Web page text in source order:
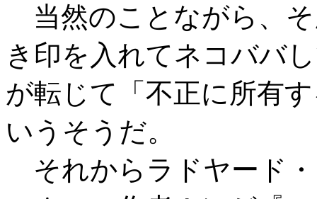
当然のことながら、
き印を入れてネコババ
が転じて「不正に所有
いうそうだ。
それからラドヤード